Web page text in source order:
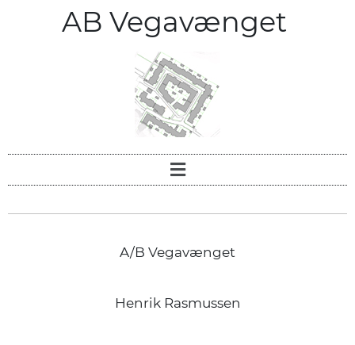
AB Vegavænget
A/B Vegavænget
Henrik Rasmussen